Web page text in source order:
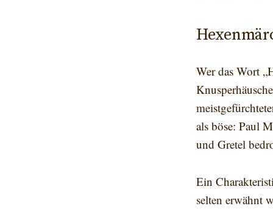
Wer das Wort
als böse: Paul
und Gretel
Ein
selten erwähnt